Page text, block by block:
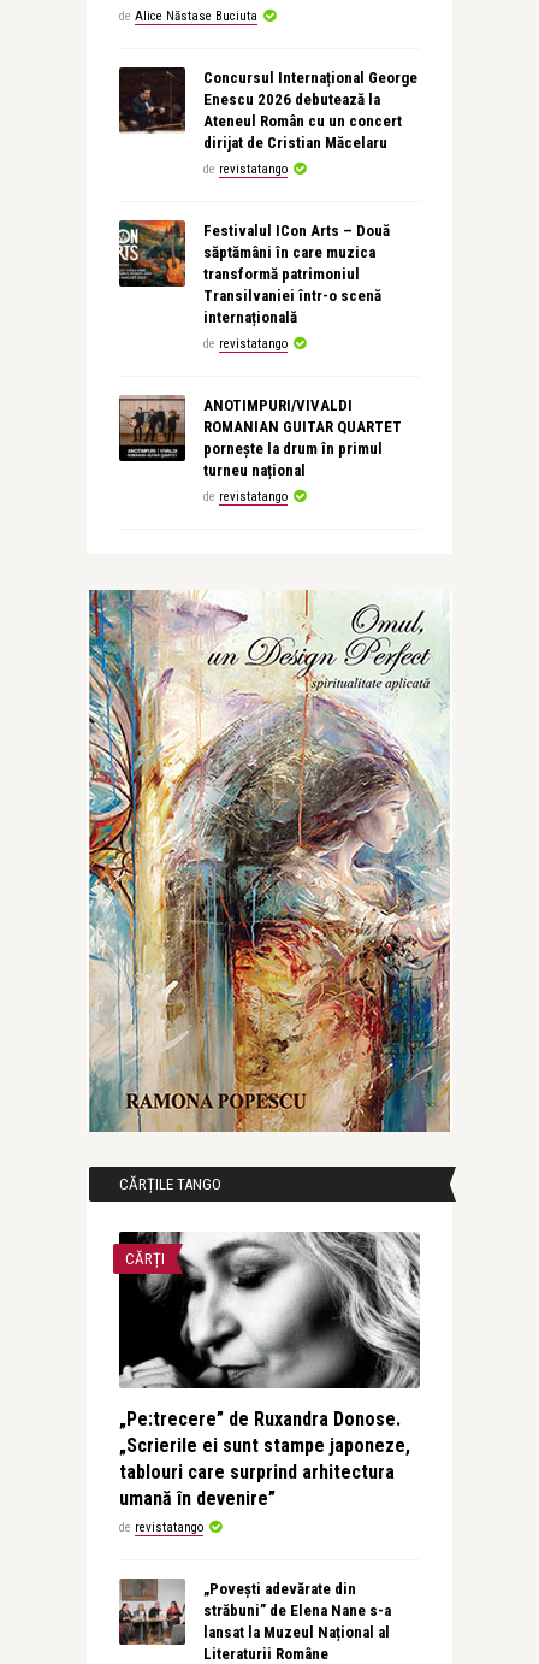
de Alice Năstase Buciuta
Concursul Internațional George
Enescu 2026 debutează la
Ateneul Român cu un concert
dirijat de Cristian Măcelaru
de revistatango
Festivalul ICon Arts – Două
săptămâni în care muzica
transformă patrimoniul
Transilvaniei într-o scenă
internațională
de revistatango
ANOTIMPURI/VIVALDI
ROMANIAN GUITAR QUARTET
pornește la drum în primul
turneu național
de revistatango
CĂRȚILE TANGO
CĂRȚI
„Pe:trecere” de Ruxandra Donose.
„Scrierile ei sunt stampe japoneze,
tablouri care surprind arhitectura
umană în devenire”
de revistatango
„Povești adevărate din
străbuni” de Elena Nane s-a
lansat la Muzeul Național al
Literaturii Române